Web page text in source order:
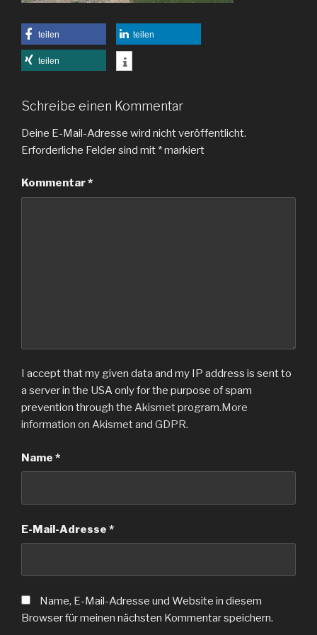
teilen teilen
teilen
Schreibe einen Kommentar
Deine E-Mail-Adresse wird nicht veröffentlicht.
Erforderliche Felder sind mit *markiert
Kommentar*
I accept that my given data and my IP address is sent to
a server in the USA only for the purpose of spam
prevention through the Akismetprogram.More
information on Akismet and GDPR.
Name *
E-Mail-Adresse *
Name, E-Mail-Adresse und Website in diesem
Browser für meinen nächsten Kommentar speichern.